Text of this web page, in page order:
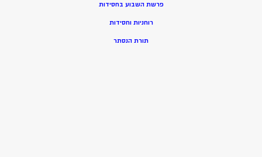
פרשת השבוע בחסידות
רוחניות וחסידות
תורת הנסתר